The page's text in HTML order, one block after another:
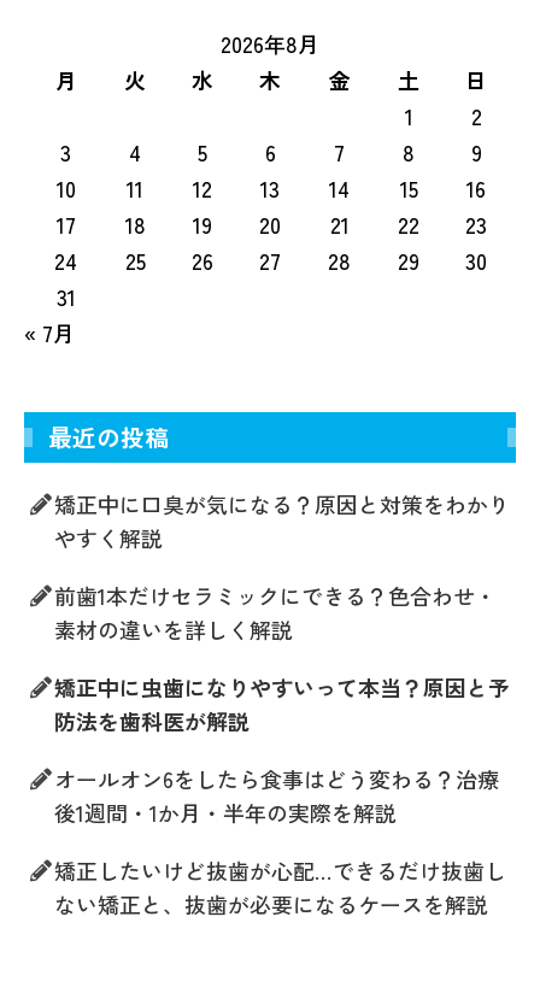
2026年8月
月
火 水 木 金 土
日
1
2
3
4 5 6 7 8
9
10
11 12 13 14 15
16
17
18 19 20 21 22
23
24
25 26 27 28 29
30
31
« 7月
最近の投稿
矯正中に口臭が気になる？原因と対策をわかり
やすく解説
前歯1本だけセラミックにできる？色合わせ・
素材の違いを詳しく解説
矯正中に虫歯になりやすいって本当？原因と予
防法を歯科医が解説
オールオン6をしたら食事はどう変わる？治療
後1週間・1か月・半年の実際を解説
矯正したいけど抜歯が心配…できるだけ抜歯し
ない矯正と、抜歯が必要になるケースを解説